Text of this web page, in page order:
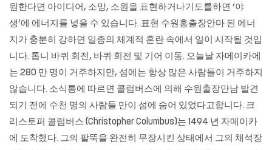
원한다면 아이디어, 소망, 소원을 표현하거나기도를하면 ‘야
생’에 에너지를 넣을 수 있습니다. 표현 수원흥출장안마 된 에너
지가 충분히 강하면 일종의 체계적 혼란 속에서 일이 시작될 것입
니다. 톱니 바퀴 회전, 바퀴 회전 및 기어 이동. 오늘날 자메이카에
는 280 만 명이 거주하지만, 섬에는 항상 많은 사람들이 거주하지
않습니다. 소식통에 따르면 콜럼버스에 의해 수원출장만남 발견
되기 전에 수천 명의 사람들 만이 섬에 숨어 있었다고합니다. 크
리스토퍼 콜럼버스 (Christopher Columbus)는 1494 년 자메이카
에 도착했다. 그의 팔뚝을 완전히 무장시킨 상태에서 그의 채석장